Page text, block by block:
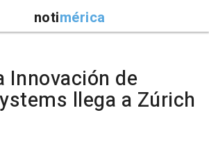
notimérica
Innovación de
llega a Zúrich